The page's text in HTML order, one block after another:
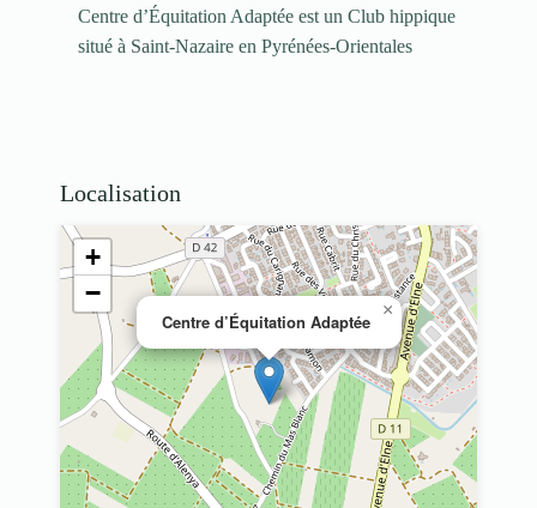
Centre d’Équitation Adaptée est un Club hippique
situé à Saint-Nazaire en Pyrénées-Orientales
Localisation
Centre d’Équitation Adaptée
×
+
−